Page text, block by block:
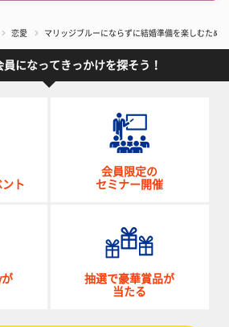
恋愛 マリッジブルーにならずに結婚準備を楽しむため
員になってきっかけを探そう！
ント
会員限定の
セミナー開催
抽選で豪華賞品が
当たる